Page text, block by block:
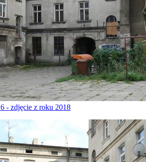
- zdjęcie z roku 2018